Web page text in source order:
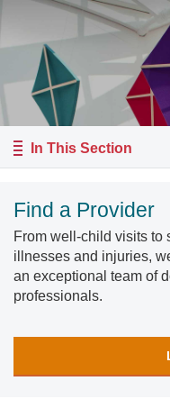
In This Section
Find a Provider
From well-child visits to
illnesses and injuries,
an exceptional team of
professionals.